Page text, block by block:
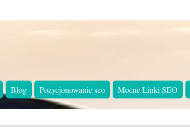
Blog Pozycjonowanie seo Mocne Linki SEO